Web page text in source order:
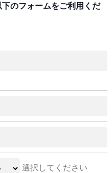
のフォームをご利用くだ
選択してください